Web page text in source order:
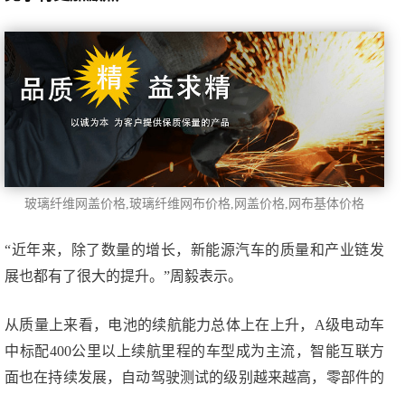
玻璃纤维网盖价格,玻璃纤维网布价格, 网盖价格 ,网布基体价格
“近年来，除了数量的增长，新能源汽车的质量和产业链发
展也都有了很大的提升。”周毅表示。
从质量上来看，电池的续航能力总体上在上升，A级电动车
中标配400公里以上续航里程的车型成为主流，智能互联方
面也在持续发展，自动驾驶测试的级别越来越高，零部件的